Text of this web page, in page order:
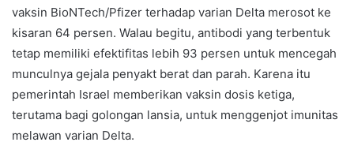
vaksin BioNTech/Pfizer terhadap varian Delta merosot ke
kisaran 64 persen. Walau begitu, antibodi yang terbentuk
tetap memiliki efektifitas lebih 93 persen untuk mencegah
munculnya gejala penyakt berat dan parah. Karena itu
pemerintah Israel memberikan vaksin dosis ketiga,
terutama bagi golongan lansia, untuk menggenjot imunitas
melawan varian Delta.